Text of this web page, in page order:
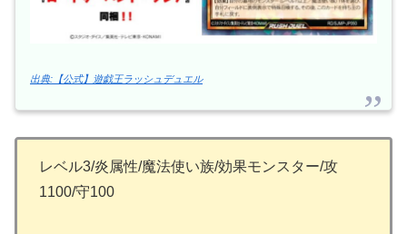
出典:【公式】遊戯王ラッシュデュエル
レベル3/炎属性/魔法使い族/効果モンスター/攻
1100/守100